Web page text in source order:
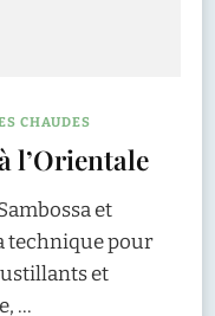
CHAUDES
l’Orientale
et
technique pour
et
…